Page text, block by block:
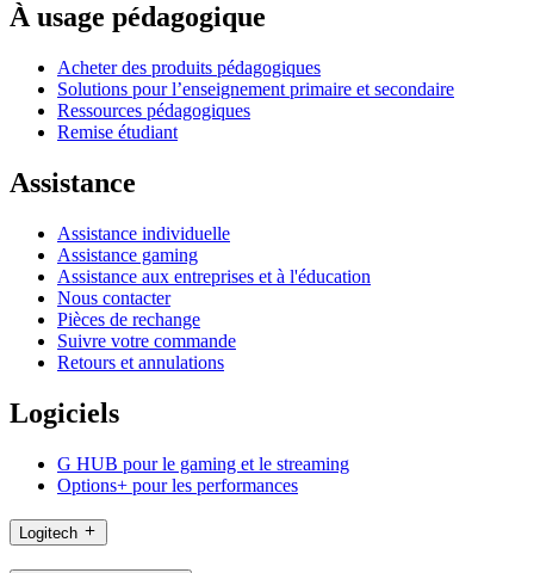
À usage pédagogique
Acheter des produits pédagogiques
Solutions pour l’enseignement primaire et secondaire
Ressources pédagogiques
Remise étudiant
Assistance
Assistance individuelle
Assistance gaming
Assistance aux entreprises et à l'éducation
Nous contacter
Pièces de rechange
Suivre votre commande
Retours et annulations
Logiciels
G HUB pour le gaming et le streaming
Options+ pour les performances
Logitech